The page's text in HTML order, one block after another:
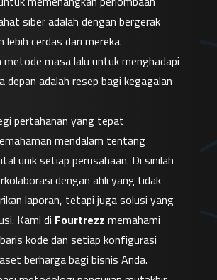
siber adalah dengan bergerak
lebih cerdas dari mereka.
metode masa lalu untuk menghadapi
depan adalah resep bagi kegagalan
pertahanan yang tepat
mendalam tentang
unik setiap perusahaan. Di sinilah
dengan ahli yang tidak
laporan, tetapi juga solusi yang
Kami di Fourtrezz memahami
kode dan setiap konfigurasi
berharga bagi bisnis Anda.